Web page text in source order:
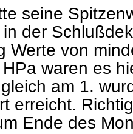
seine
der
Werte von
waren es
am 1.
erreicht.
Ende des